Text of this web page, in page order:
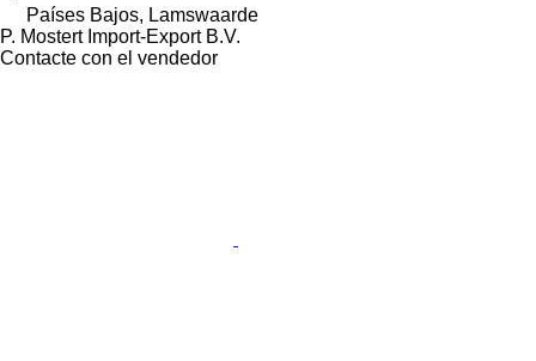
Países Bajos, Lamswaarde
P. Mostert Import-Export B.V.
Contacte con el vendedor